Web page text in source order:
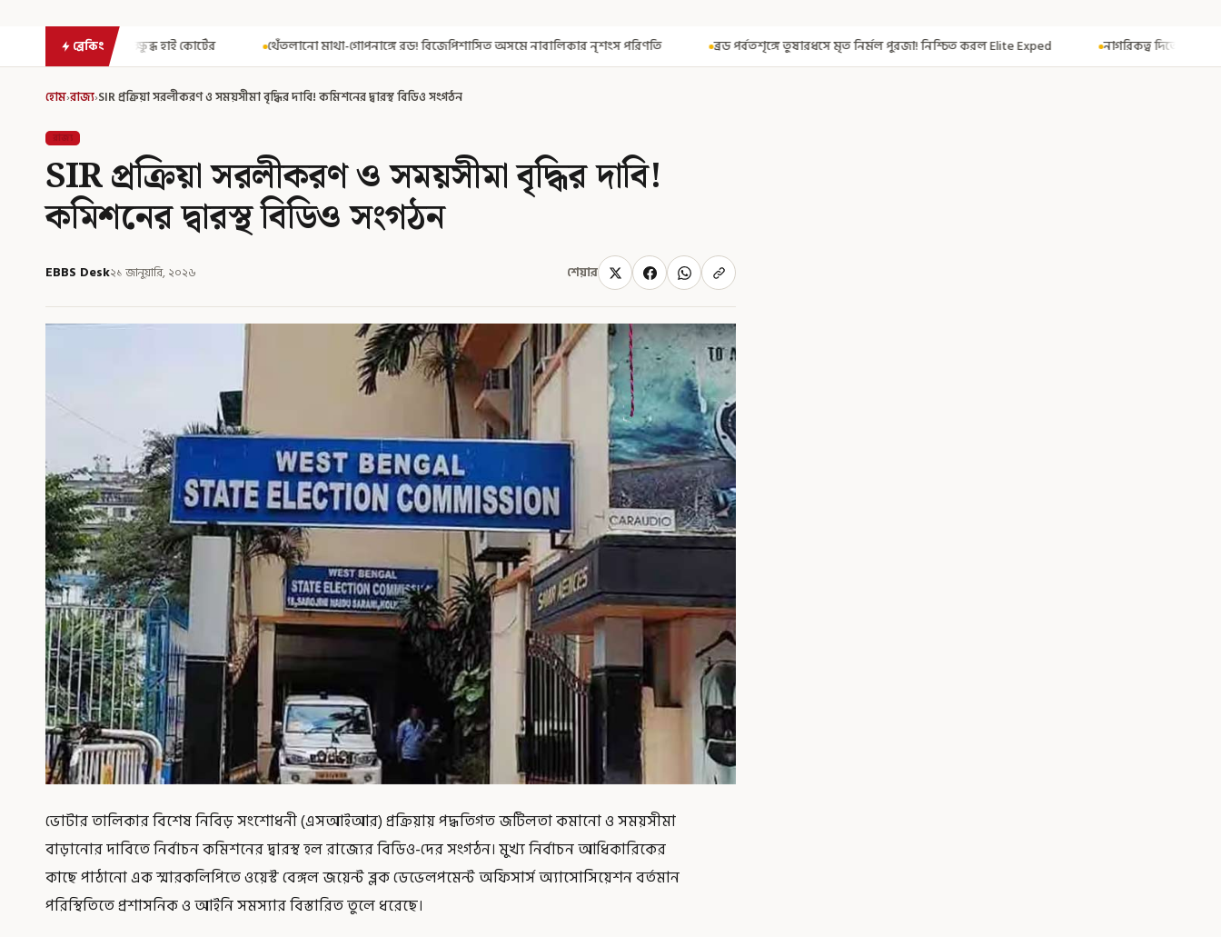
ব্রেকিং
হাই কোর্টের থেঁতলানো মাথা-গোপনাঙ্গে রড! বিজেপিশাসিত অসমে নাবালিকার নৃশংস পরিণতি ব্রড পর্বতশৃঙ্গে তুষারধসে মৃত নির্মল পুরজা! নিশ্চিত করল Elite Exped নাগরিকত্ব দিতেই CAA! ৩০০ মতুয়াকে নাগরিকত্বের
হোম›রাজ্য›SIR প্রক্রিয়া সরলীকরণ ও সময়সীমা বৃদ্ধির দাবি! কমিশনের দ্বারস্থ বিডিও সংগঠন
রাজ্য
SIR প্রক্রিয়া সরলীকরণ ও সময়সীমা বৃদ্ধির দাবি!
কমিশনের দ্বারস্থ বিডিও সংগঠন
EBBS Desk২১ জানুয়ারি, ২০২৬ শেয়ার
ভোটার তালিকার বিশেষ নিবিড় সংশোধনী (এসআইআর) প্রক্রিয়ায় পদ্ধতিগত জটিলতা কমানো ও সময়সীমা
বাড়ানোর দাবিতে নির্বাচন কমিশনের দ্বারস্থ হল রাজ্যের বিডিও-দের সংগঠন। মুখ্য নির্বাচন আধিকারিকের
কাছে পাঠানো এক স্মারকলিপিতে ওয়েস্ট বেঙ্গল জয়েন্ট ব্লক ডেভেলপমেন্ট অফিসার্স অ্যাসোসিয়েশন বর্তমান
পরিস্থিতিতে প্রশাসনিক ও আইনি সমস্যার বিস্তারিত তুলে ধরেছে।